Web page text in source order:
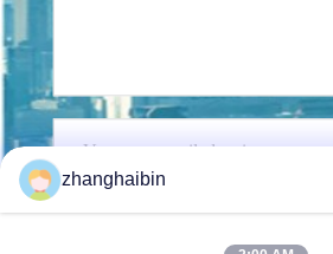
zhanghaibin